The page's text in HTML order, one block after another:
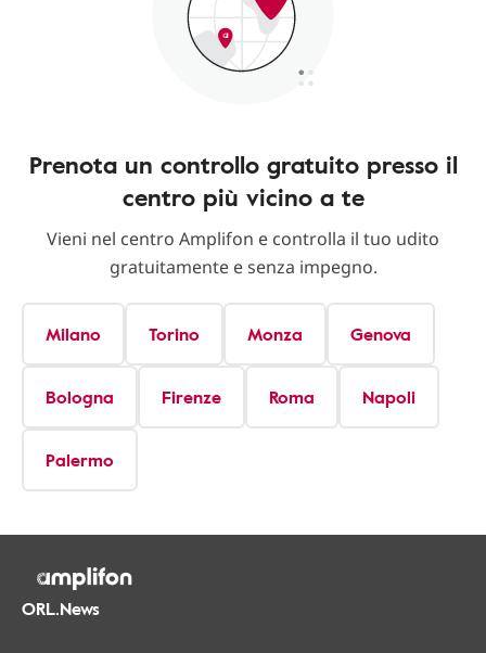
Prenota un controllo gratuito presso il
centro più vicino a te
Vieni nel centro Amplifon e controlla il tuo udito
gratuitamente e senza impegno.
Milano Torino Monza Genova
Bologna Firenze Roma Napoli
Palermo
ORL.News